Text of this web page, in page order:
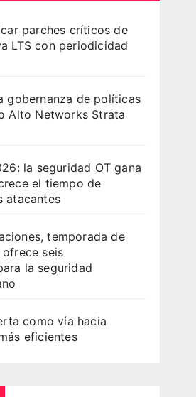
parches críticos de
LTS con periodicidad
gobernanza de políticas
Alto Networks Strata
la seguridad OT gana
el tiempo de
atacantes
temporada de
seis
la seguridad
como vía hacia
eficientes